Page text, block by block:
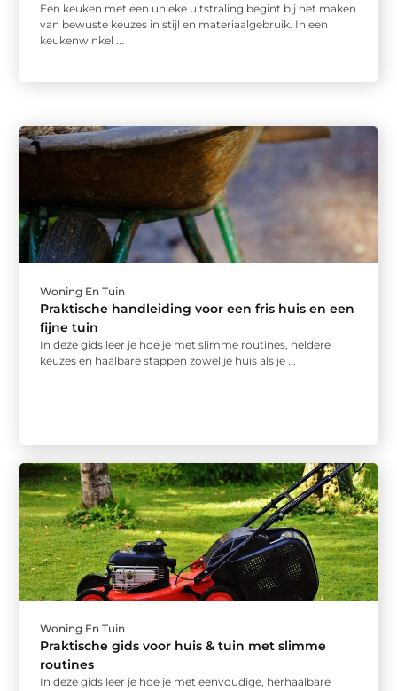
Een keuken met een unieke uitstraling begint bij het maken
van bewuste keuzes in stijl en materiaalgebruik. In een
keukenwinkel ...
Woning En Tuin
Praktische handleiding voor een fris huis en een
fijne tuin
In deze gids leer je hoe je met slimme routines, heldere
keuzes en haalbare stappen zowel je huis als je ...
Woning En Tuin
Praktische gids voor huis & tuin met slimme
routines
In deze gids leer je hoe je met eenvoudige, herhaalbare